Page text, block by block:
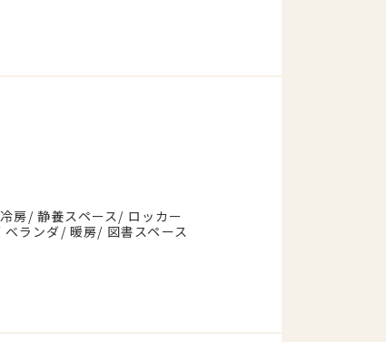
冷房 静養スペース
ロッカー
ベランダ 暖房
図書スペース